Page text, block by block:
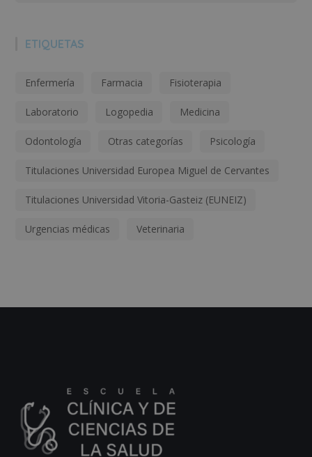
ETIQUETAS
Enfermería Farmacia Fisioterapia
Laboratorio Logopedia Medicina
Odontología Otras categorías Psicología
Titulaciones Universidad Europea Miguel de Cervantes
Titulaciones Universidad Vitoria-Gasteiz (EUNEIZ)
Urgencias médicas Veterinaria